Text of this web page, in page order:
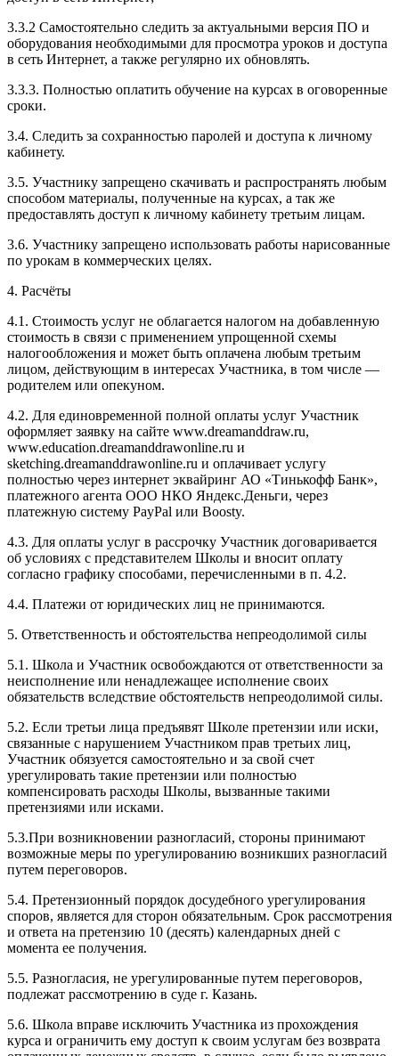
3.3.2 Самостоятельно следить за актуальными версия ПО и
оборудования необходимыми для просмотра уроков и доступа
в сеть Интернет, а также регулярно их обновлять.
3.3.3. Полностью оплатить обучение на курсах в оговоренные
сроки.
3.4. Следить за сохранностью паролей и доступа к личному
кабинету.
3.5. Участнику запрещено скачивать и распространять любым
способом материалы, полученные на курсах, а так же
предоставлять доступ к личному кабинету третьим лицам.
3.6. Участнику запрещено использовать работы нарисованные
по урокам в коммерческих целях.
4. Расчёты
4.1. Cтоимость услуг не облагается налогом на добавленную
стоимость в связи с применением упрощенной схемы
налогообложения и может быть оплачена любым третьим
лицом, действующим в интересах Участника, в том числе —
родителем или опекуном.
4.2. Для единовременной полной оплаты услуг Участник
оформляет заявку на сайте www.dreamanddraw.ru,
www.education.dreamanddrawonline.ru и
sketching.dreamanddrawonline.ru и оплачивает услугу
полностью через интернет эквайринг АО «Тинькофф Банк»,
платежного агента ООО НКО Яндекс.Деньги, через
платежную систему PayPal или Boosty.
4.3. Для оплаты услуг в рассрочку Участник договаривается
об условиях с представителем Школы и вносит оплату
согласно графику способами, перечисленными в п. 4.2.
4.4. Платежи от юридических лиц не принимаются.
5. Ответственность и обстоятельства непреодолимой силы
5.1. Школа и Участник освобождаются от ответственности за
неисполнение или ненадлежащее исполнение своих
обязательств вследствие обстоятельств непреодолимой силы.
5.2. Если третьи лица предъявят Школе претензии или иски,
связанные с нарушением Участником прав третьих лиц,
Участник обязуется самостоятельно и за свой счет
урегулировать такие претензии или полностью
компенсировать расходы Школы, вызванные такими
претензиями или исками.
5.3.При возникновении разногласий, стороны принимают
возможные меры по урегулированию возникших разногласий
путем переговоров.
5.4. Претензионный порядок досудебного урегулирования
споров, является для сторон обязательным. Срок рассмотрения
и ответа на претензию 10 (десять) календарных дней с
момента ее получения.
5.5. Разногласия, не урегулированные путем переговоров,
подлежат рассмотрению в суде г. Казань.
5.6. Школа вправе исключить Участника из прохождения
курса и ограничить ему доступ к своим услугам без возврата